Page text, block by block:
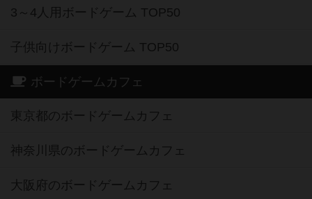
3～4人用ボードゲーム TOP50
子供向けボードゲーム TOP50
ボードゲームカフェ
東京都のボードゲームカフェ
神奈川県のボードゲームカフェ
大阪府のボードゲームカフェ